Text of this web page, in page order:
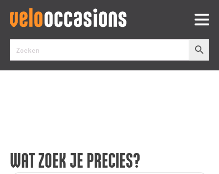
WAT ZOEK JE PRECIES?